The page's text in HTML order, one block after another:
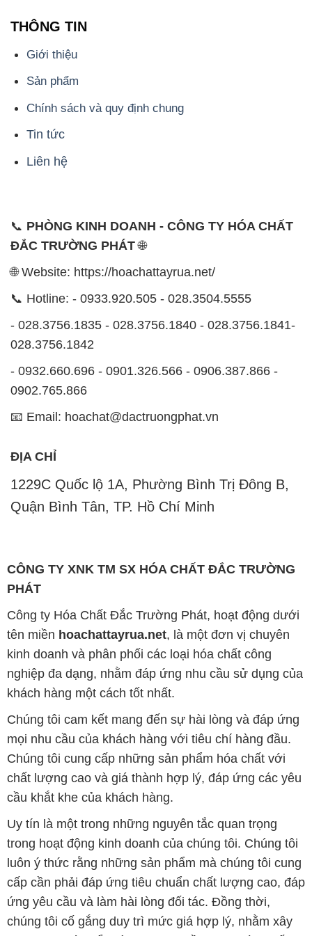
THÔNG TIN
Giới thiệu
Sản phẩm
Chính sách và quy định chung
Tin tức
Liên hệ
📞 PHÒNG KINH DOANH - CÔNG TY HÓA CHẤT
ĐẮC TRƯỜNG PHÁT🌐
🌐 Website: https://hoachattayrua.net/
📞 Hotline: - 0933.920.505 - 028.3504.5555
- 028.3756.1835 - 028.3756.1840 - 028.3756.1841-
028.3756.1842
- 0932.660.696 - 0901.326.566 - 0906.387.866 -
0902.765.866
📧 Email: hoachat@dactruongphat.vn
ĐỊA CHỈ
1229C Quốc lộ 1A, Phường Bình Trị Đông B,
Quận Bình Tân, TP. Hồ Chí Minh
CÔNG TY XNK TM SX HÓA CHẤT ĐẮC TRƯỜNG
PHÁT
Công ty Hóa Chất Đắc Trường Phát, hoạt động dưới
tên miền hoachattayrua.net, là một đơn vị chuyên
kinh doanh và phân phối các loại hóa chất công
nghiệp đa dạng, nhằm đáp ứng nhu cầu sử dụng của
khách hàng một cách tốt nhất.
Chúng tôi cam kết mang đến sự hài lòng và đáp ứng
mọi nhu cầu của khách hàng với tiêu chí hàng đầu.
Chúng tôi cung cấp những sản phẩm hóa chất với
chất lượng cao và giá thành hợp lý, đáp ứng các yêu
cầu khắt khe của khách hàng.
Uy tín là một trong những nguyên tắc quan trọng
trong hoạt động kinh doanh của chúng tôi. Chúng tôi
luôn ý thức rằng những sản phẩm mà chúng tôi cung
cấp cần phải đáp ứng tiêu chuẩn chất lượng cao, đáp
ứng yêu cầu và làm hài lòng đối tác. Đồng thời,
chúng tôi cố gắng duy trì mức giá hợp lý, nhằm xây